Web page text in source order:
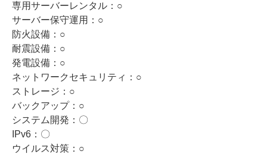
専用サーバーレンタル：○
サーバー保守運用：○
防火設備：○
耐震設備：○
発電設備：○
ネットワークセキュリティ：○
ストレージ：○
バックアップ：○
システム開発：〇
IPv6：〇
ウイルス対策：○